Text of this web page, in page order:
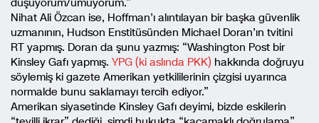
düşüyorum/umuyorum.”
Nihat Ali Özcan ise, Hoffman’ı alıntılayan bir başka güvenlik
uzmanının, Hudson Enstitüsünden Michael Doran’ın tvitini
RT yapmış. Doran da şunu yazmış: “Washington Post bir
Kinsley Gafı yapmış. YPG (ki aslında PKK) hakkında doğruyu
söylemiş ki gazete Amerikan yetkililerinin çizgisi uyarınca
normalde bunu saklamayı tercih ediyor.”
Amerikan siyasetinde Kinsley Gafı deyimi, bizde eskilerin